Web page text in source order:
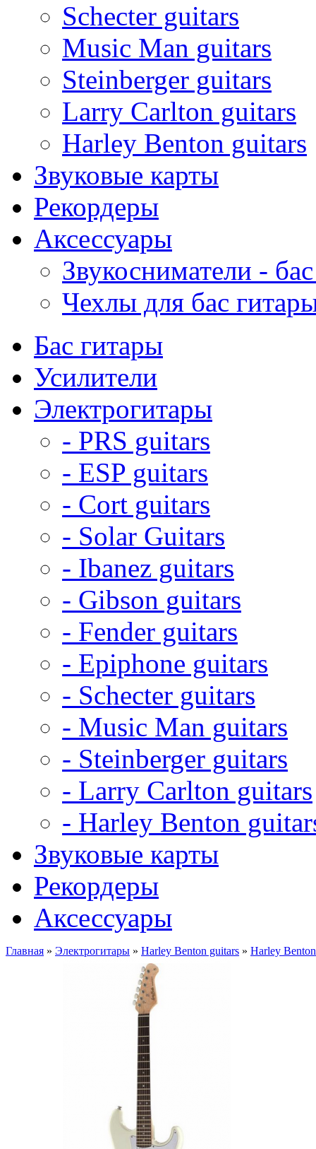
Schecter guitars
Music Man guitars
Steinberger guitars
Larry Carlton guitars
Harley Benton guitars
Звуковые карты
Рекордеры
Аксессуары
Звукосниматели -
Чехлы для бас
Бас гитары
Усилители
Электрогитары
- PRS guitars
- ESP guitars
- Cort guitars
- Solar Guitars
- Ibanez guitars
- Gibson guitars
- Fender guitars
- Epiphone guitars
- Schecter guitars
- Music Man guitars
- Steinberger guitars
- Larry Carlton guitars
- Harley Benton
Звуковые карты
Рекордеры
Аксессуары
Главная » Электрогитары » Harley Benton guitars » Harley